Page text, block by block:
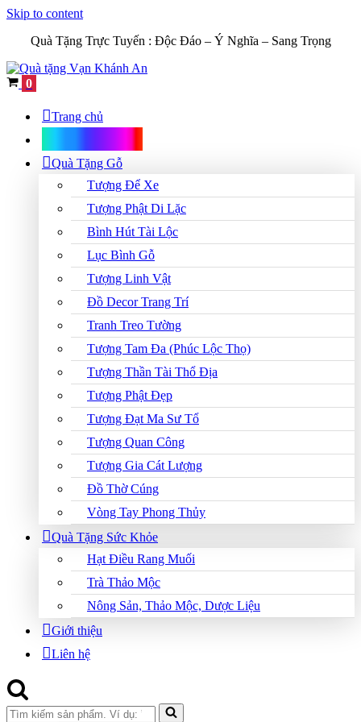
Skip to content
Quà Tặng Trực Tuyến : Độc Đáo – Ý Nghĩa – Sang Trọng
Cart
0
Trang chủ
Quà Tặng Gỗ
Tượng Để Xe
Tượng Phật Di Lặc
Bình Hút Tài Lộc
Lục Bình Gỗ
Tượng Linh Vật
Đồ Decor Trang Trí
Tranh Treo Tường
Tượng Tam Đa (Phúc Lộc Thọ)
Tượng Thần Tài Thổ Địa
Tượng Phật Đẹp
Tượng Đạt Ma Sư Tổ
Tượng Quan Công
Tượng Gia Cát Lượng
Đồ Thờ Cúng
Vòng Tay Phong Thủy
Quà Tặng Sức Khỏe
Hạt Điều Rang Muối
Trà Thảo Mộc
Nông Sản, Thảo Mộc, Dược Liệu
Giới thiệu
Liên hệ
Search